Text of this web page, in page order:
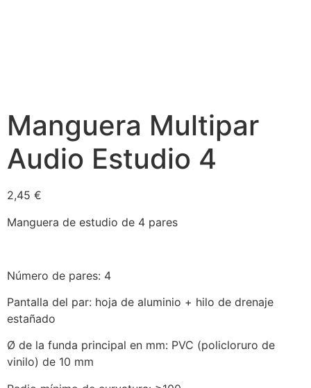
Manguera Multipar
Audio Estudio 4
2,45 €
Manguera de estudio de 4 pares
Número de pares: 4
Pantalla del par: hoja de aluminio + hilo de drenaje
estañado
Ø de la funda principal en mm: PVC (policloruro de
vinilo) de 10 mm